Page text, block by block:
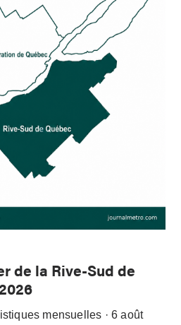
de la Rive-Sud de
mensuelles · 6 août